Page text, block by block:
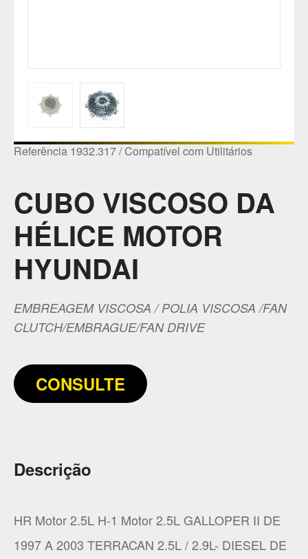
Referência 1932.317 / Compatível com Utilitários
CUBO VISCOSO DA
HÉLICE MOTOR
HYUNDAI
EMBREAGEM VISCOSA / POLIA VISCOSA /FAN
CLUTCH/EMBRAGUE/FAN DRIVE
CONSULTE
Descrição
HR Motor 2.5L H-1 Motor 2.5L GALLOPER II DE
1997 A 2003 TERRACAN 2.5L / 2.9L- DIESEL DE